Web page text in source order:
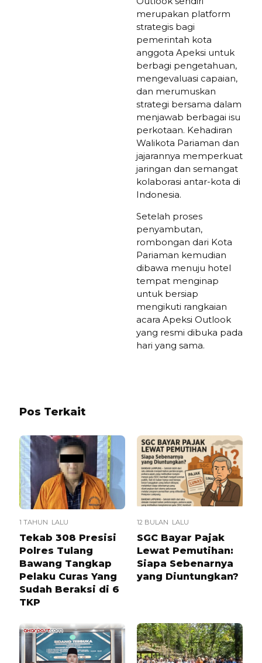
merupakan platform
strategis bagi
pemerintah kota
anggota Apeksi untuk
berbagi pengetahuan,
mengevaluasi capaian,
dan merumuskan
strategi bersama dalam
menjawab berbagai isu
perkotaan. Kehadiran
Walikota Pariaman dan
jajarannya memperkuat
jaringan dan semangat
kolaborasi antar-kota di
Indonesia.
Setelah proses
penyambutan,
rombongan dari Kota
Pariaman kemudian
dibawa menuju hotel
tempat menginap
untuk bersiap
mengikuti rangkaian
acara Apeksi Outlook
yang resmi dibuka pada
hari yang sama.
Pos Terkait
1 TAHUN LALU
Tekab 308 Presisi
Polres Tulang
Bawang Tangkap
Pelaku Curas Yang
Sudah Beraksi di 6
TKP
12 BULAN LALU
SGC Bayar Pajak
Lewat Pemutihan:
Siapa Sebenarnya
yang Diuntungkan?